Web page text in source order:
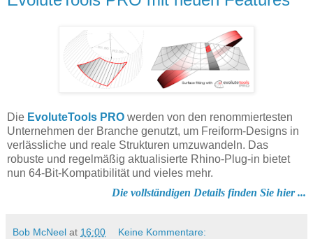
Die EvoluteTools PRO werden von den renommiertesten
Unternehmen der Branche genutzt, um Freiform-Designs in
verlässliche und reale Strukturen umzuwandeln. Das
robuste und regelmäßig aktualisierte Rhino-Plug-in bietet
nun 64-Bit-Kompatibilität und vieles mehr.
Die vollständigen Details finden Sie hier ...
Bob McNeel at 16:00 Keine Kommentare: